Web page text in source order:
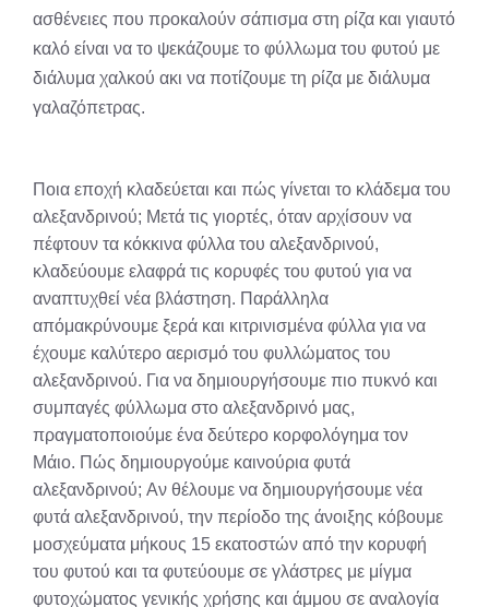
ασθένειες που προκαλούν σάπισμα στη ρίζα και γιαυτό
καλό είναι να το ψεκάζουμε το φύλλωμα του φυτού με
διάλυμα χαλκού ακι να ποτίζουμε τη ρίζα με διάλυμα
γαλαζόπετρας.
Ποια εποχή κλαδεύεται και πώς γίνεται το κλάδεμα του
αλεξανδρινού; Μετά τις γιορτές, όταν αρχίσουν να
πέφτουν τα κόκκινα φύλλα του αλεξανδρινού,
κλαδεύουμε ελαφρά τις κορυφές του φυτού για να
αναπτυχθεί νέα βλάστηση. Παράλληλα
απόμακρύνουμε ξερά και κιτρινισμένα φύλλα για να
έχουμε καλύτερο αερισμό του φυλλώματος του
αλεξανδρινού. Για να δημιουργήσουμε πιο πυκνό και
συμπαγές φύλλωμα στο αλεξανδρινό μας,
πραγματοποιούμε ένα δεύτερο κορφολόγημα τον
Μάιο. Πώς δημιουργούμε καινούρια φυτά
αλεξανδρινού; Αν θέλουμε να δημιουργήσουμε νέα
φυτά αλεξανδρινού, την περίοδο της άνοιξης κόβουμε
μοσχεύματα μήκους 15 εκατοστών από την κορυφή
του φυτού και τα φυτεύουμε σε γλάστρες με μίγμα
φυτοχώματος γενικής χρήσης και άμμου σε αναλογία